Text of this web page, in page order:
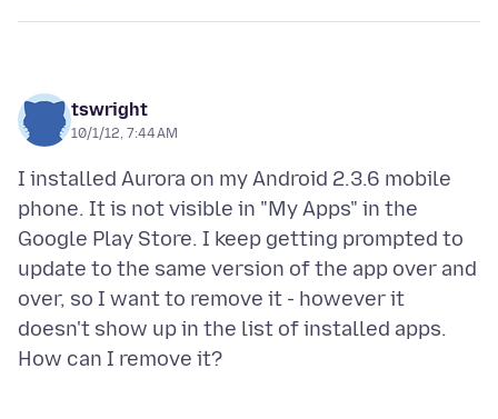
tswright
10/1/12, 7:44 AM
I installed Aurora on my Android 2.3.6 mobile
phone. It is not visible in "My Apps" in the
Google Play Store. I keep getting prompted to
update to the same version of the app over and
over, so I want to remove it - however it
doesn't show up in the list of installed apps.